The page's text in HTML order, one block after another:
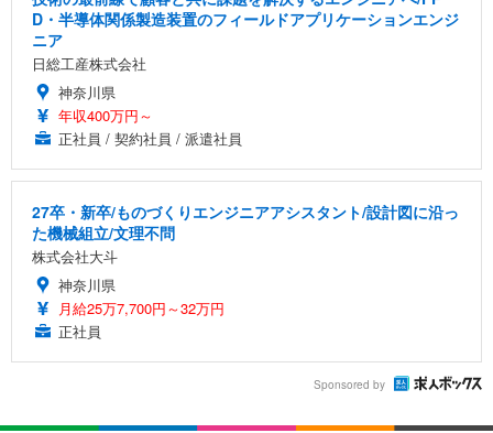
D・半導体関係製造装置のフィールドアプリケーションエンジ
ニア
日総工産株式会社
神奈川県
年収400万円～
正社員 / 契約社員 / 派遣社員
27卒・新卒/ものづくりエンジニアアシスタント/設計図に沿っ
た機械組立/文理不問
株式会社大斗
神奈川県
月給25万7,700円～32万円
正社員
Sponsored by